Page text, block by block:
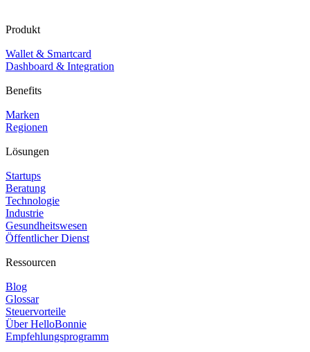
Produkt
Wallet & Smartcard
Dashboard & Integration
Benefits
Marken
Regionen
Lösungen
Startups
Beratung
Technologie
Industrie
Gesundheitswesen
Öffentlicher Dienst
Ressourcen
Blog
Glossar
Steuervorteile
Über HelloBonnie
Empfehlungsprogramm